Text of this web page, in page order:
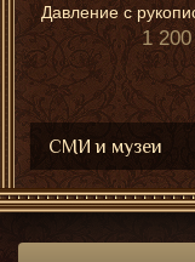
Давление с
1
СМИ и музеи